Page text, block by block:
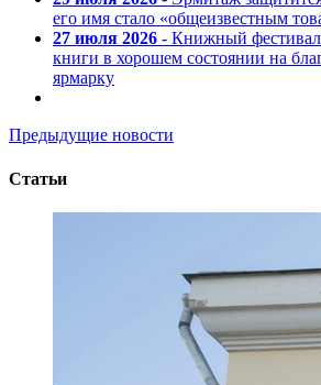
его имя стало «общеизвестным
27 июля 2026 - Книжный
книги в хорошем состоянии на
ярмарку
Предыдущие новости
Статьи